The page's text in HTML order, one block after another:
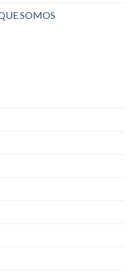
SOMOS